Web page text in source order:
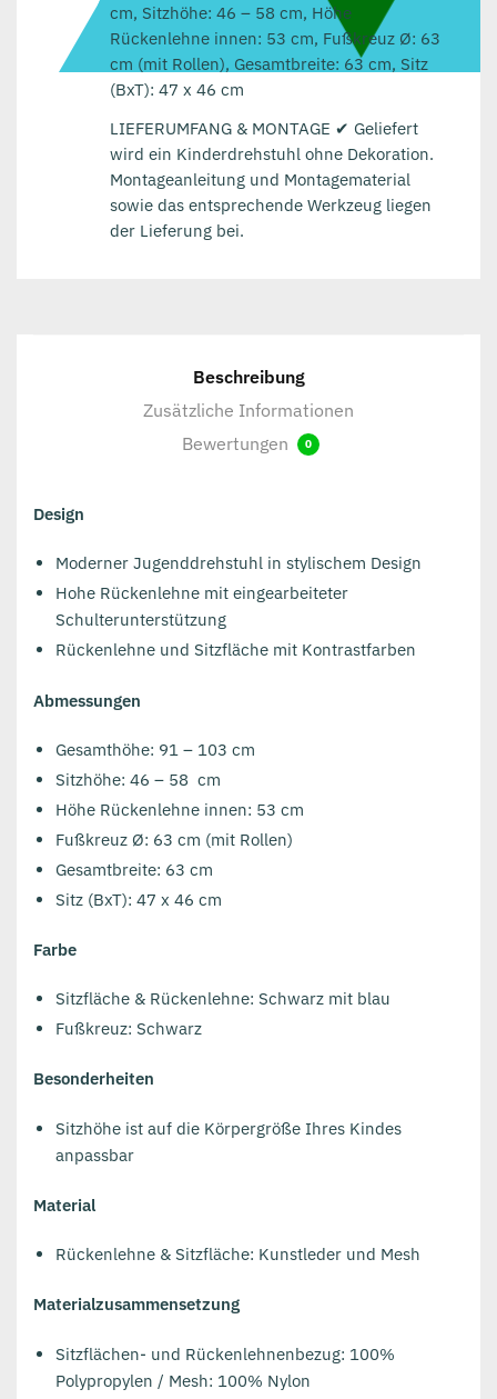
cm, Sitzhöhe: 46 – 58 cm, Höhe
Rückenlehne innen: 53 cm, Fußkreuz Ø: 63
cm (mit Rollen), Gesamtbreite: 63 cm, Sitz
(BxT): 47 x 46 cm
LIEFERUMFANG & MONTAGE ✔ Geliefert
wird ein Kinderdrehstuhl ohne Dekoration.
Montageanleitung und Montagematerial
sowie das entsprechende Werkzeug liegen
der Lieferung bei.
Beschreibung
Zusätzliche Informationen
Bewertungen
0
Design
Moderner Jugenddrehstuhl in stylischem Design
Hohe Rückenlehne mit eingearbeiteter
Schulterunterstützung
Rückenlehne und Sitzfläche mit Kontrastfarben
Abmessungen
Gesamthöhe: 91 – 103 cm
Sitzhöhe: 46 – 58 cm
Höhe Rückenlehne innen: 53 cm
Fußkreuz Ø: 63 cm (mit Rollen)
Gesamtbreite: 63 cm
Sitz (BxT): 47 x 46 cm
Farbe
Sitzfläche & Rückenlehne: Schwarz mit blau
Fußkreuz: Schwarz
Besonderheiten
Sitzhöhe ist auf die Körpergröße Ihres Kindes
anpassbar
Material
Rückenlehne & Sitzfläche: Kunstleder und Mesh
Materialzusammensetzung
Sitzflächen- und Rückenlehnenbezug: 100%
Polypropylen / Mesh: 100% Nylon